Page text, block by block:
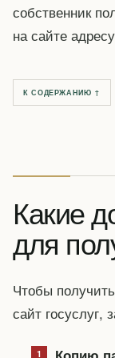
собственник
на сайте
К СОДЕРЖАНИЮ ↑
Какие
для
Чтобы
сайт госуслуг,